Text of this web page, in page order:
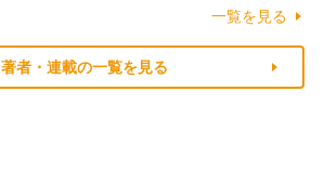
一覧を見る
著者・連載の一覧を見る